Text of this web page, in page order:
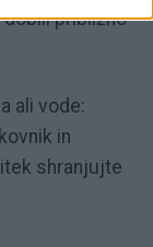
približno
ali vode:
in
shranjujte